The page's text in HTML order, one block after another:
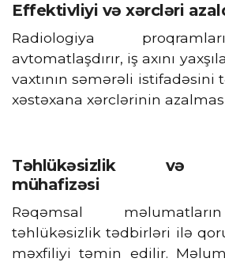
Effektivliyi və xərcləri
Radiologiya
avtomatlaşdırır, iş axını
vaxtının səmərəli istifadəsini
xəstəxana xərclərinin
Təhlükəsizlik və
mühafizəsi
Rəqəmsal
təhlükəsizlik tədbirləri ilə
məxfiliyi təmin edilir.